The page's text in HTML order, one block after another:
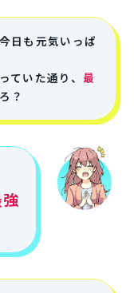
日も元気いっぱ
ていた通り、 最
？